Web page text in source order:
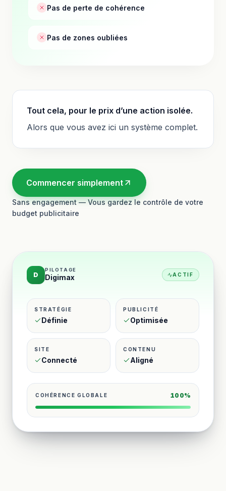
Pas de perte de cohérence
Pas de zones oubliées
Tout cela, pour le prix d’une action isolée.
Alors que vous avez ici un système complet.
Commencer simplement
Sans engagement — Vous gardez le contrôle de votre
budget publicitaire
D
PILOTAGE
Digimax ACTIF
STRATÉGIE
Définie
PUBLICITÉ
Optimisée
SITE
Connecté
CONTENU
Aligné
COHÉRENCE GLOBALE 100%